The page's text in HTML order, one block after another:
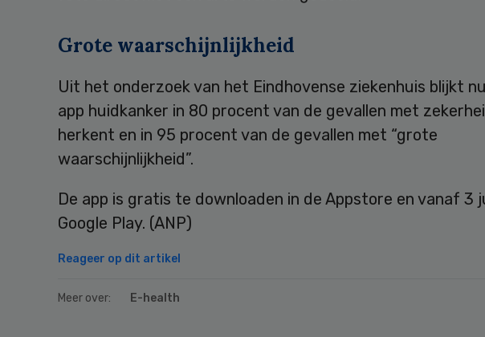
Grote waarschijnlijkheid
Uit het onderzoek van het Eindhovense ziekenhuis blijkt
app huidkanker in 80 procent van de gevallen met
herkent en in 95 procent van de gevallen met “grote
waarschijnlijkheid”.
De app is gratis te downloaden in de Appstore en vanaf 3
Google Play. (ANP)
Reageer op dit artikel
Meer over: E-health